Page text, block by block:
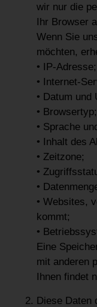
wir nur die
Ihr Browser
Wenn Sie
möchten,
• IP-Adresse;
• Internet-
• Datum und
• Browsertyp;
• Sprache
• Inhalt des
• Zeitzone;
•
•
• Websites,
kommt;
•
Eine
mit anderen
Ihnen findet
Diese Daten